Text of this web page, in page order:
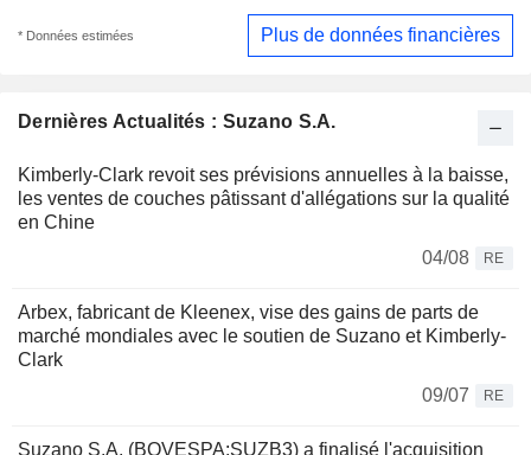
Dernières Actualités : Suzano S.A.
Kimberly-Clark revoit ses prévisions annuelles à la baisse,
les ventes de couches pâtissant d'allégations sur la qualité
en Chine
04/08
RE
Arbex, fabricant de Kleenex, vise des gains de parts de
marché mondiales avec le soutien de Suzano et Kimberly-
Clark
09/07
RE
Suzano S.A. (BOVESPA:SUZB3) a finalisé l'acquisition
* Données estimées Plus de données financières